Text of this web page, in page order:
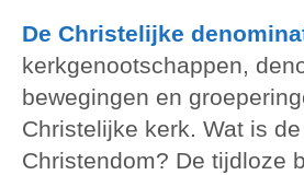
De Christelijke
kerkgenootschappen,
bewegingen en
Christelijke kerk. Wat is
Christendom? De tijdloze